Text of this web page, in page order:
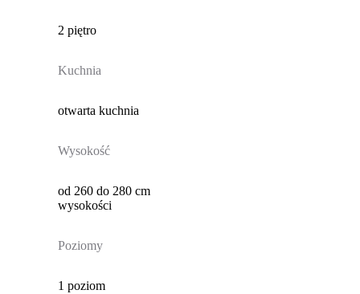
2 piętro
Kuchnia
otwarta kuchnia
Wysokość
od 260 do 280 cm
wysokości
Poziomy
1 poziom